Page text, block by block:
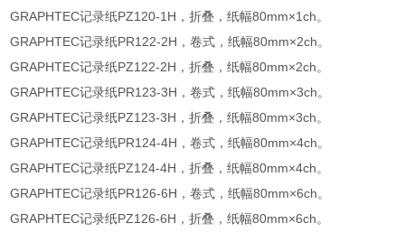
GRAPHTEC记录纸PZ120-1H，折叠，纸幅80mm×1ch。
GRAPHTEC记录纸PR122-2H，卷式，纸幅80mm×2ch。
GRAPHTEC记录纸PZ122-2H，折叠，纸幅80mm×2ch。
GRAPHTEC记录纸PR123-3H，卷式，纸幅80mm×3ch。
GRAPHTEC记录纸PZ123-3H，折叠，纸幅80mm×3ch。
GRAPHTEC记录纸PR124-4H，卷式，纸幅80mm×4ch。
GRAPHTEC记录纸PZ124-4H，折叠，纸幅80mm×4ch。
GRAPHTEC记录纸PR126-6H，卷式，纸幅80mm×6ch。
GRAPHTEC记录纸PZ126-6H，折叠，纸幅80mm×6ch。